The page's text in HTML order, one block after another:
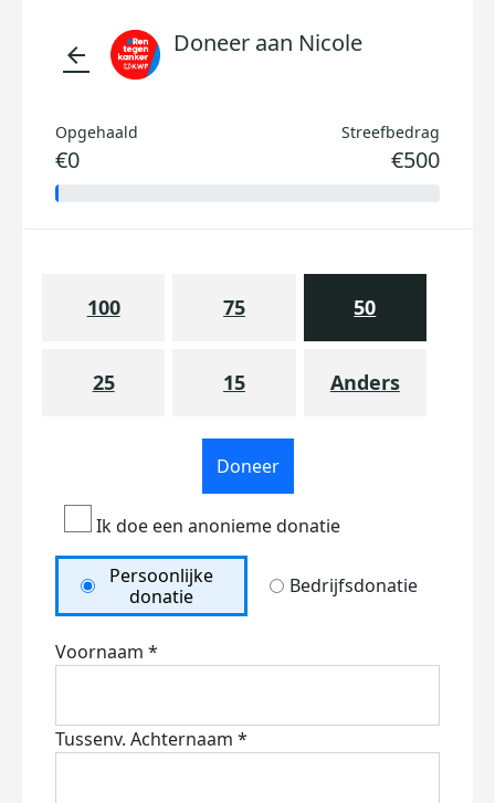
arrow_back Doneer aan Nicole
Opgehaald
€0
Streefbedrag
€500
100 75 50
25 15 Anders
Doneer
Ik doe een anonieme donatie
Persoonlijke
donatie
Bedrijfsdonatie
Voornaam *
Tussenv. Achternaam *